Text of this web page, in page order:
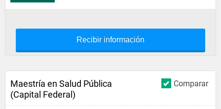
Recibir información
Comparar
Maestría en Salud Pública
(Capital Federal)